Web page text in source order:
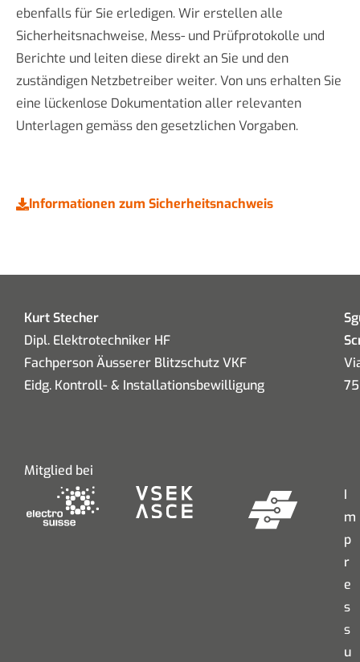
ebenfalls für Sie erledigen. Wir erstellen alle
Sicherheitsnachweise, Mess- und Prüfprotokolle und
Berichte und leiten diese direkt an Sie und den
zuständigen Netzbetreiber weiter. Von uns erhalten Sie
eine lückenlose Dokumentation aller relevanten
Unterlagen gemäss den gesetzlichen Vorgaben.
Informationen zum Sicherheitsnachweis
Kurt Stecher
Dipl. Elektrotechniker HF
Fachperson Äusserer Blitzschutz VKF
Eidg. Kontroll- & Installationsbewilligung
Mitglied bei
I
m
p
r
e
s
s
u